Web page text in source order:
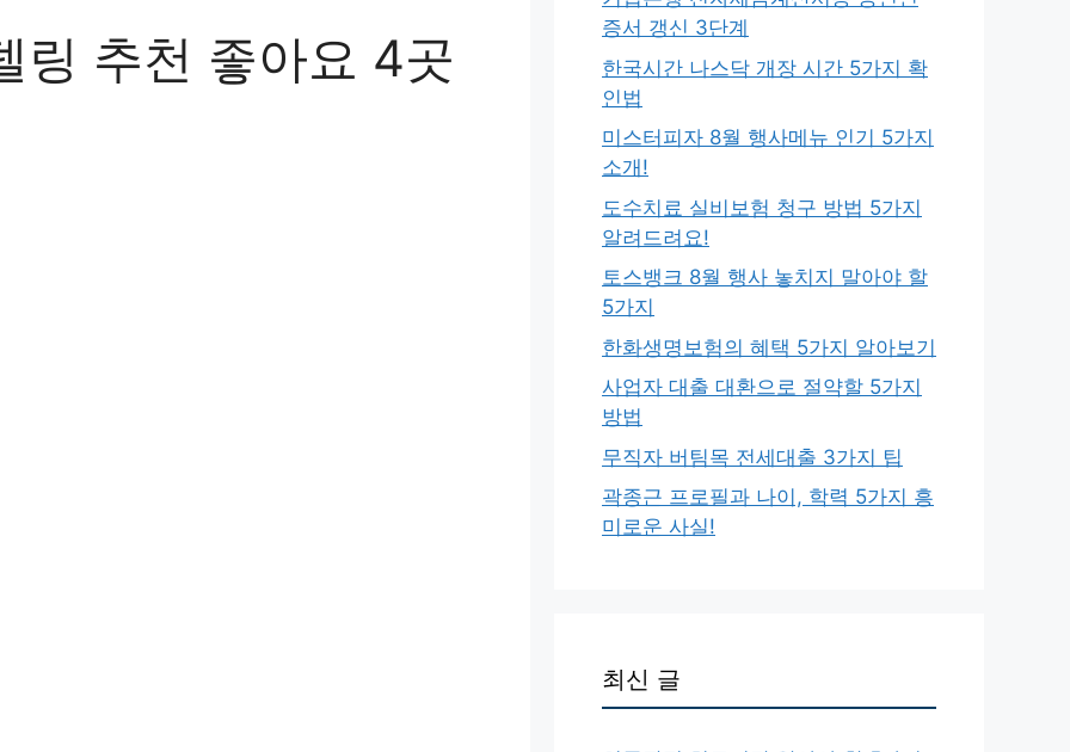
링 추천 좋아요 4곳
증서 갱신 3단계
한국시간 나스닥 개장 시간 5가지 확
인법
미스터피자 8월 행사메뉴 인기 5가지
소개!
도수치료 실비보험 청구 방법 5가지
알려드려요!
토스뱅크 8월 행사 놓치지 말아야 할
5가지
한화생명보험의 혜택 5가지 알아보기
사업자 대출 대환으로 절약할 5가지
방법
무직자 버팀목 전세대출 3가지 팁
곽종근 프로필과 나이, 학력 5가지 흥
미로운 사실!
최신 글